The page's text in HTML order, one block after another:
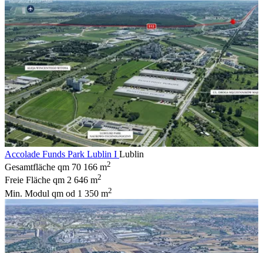
Accolade Funds Park Lublin I Lublin
Gesamtfläche qm 70 166 m2
Freie Fläche qm 2 646 m2
Min. Modul qm od 1 350 m2